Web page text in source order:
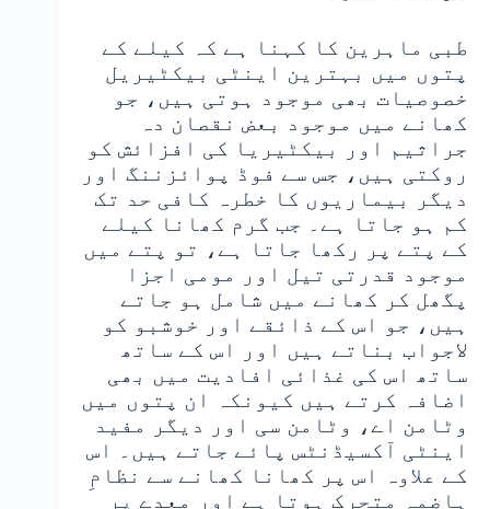
طبی ماہرین کا کہنا ہے کہ کیلے کے
پتوں میں بہترین اینٹی بیکٹیریل
خصوصیات بھی موجود ہوتی ہیں، جو
کھانے میں موجود بعض نقصان دہ
جراثیم اور بیکٹیریا کی افزائش کو
روکتی ہیں، جس سے فوڈ پوائزننگ اور
دیگر بیماریوں کا خطرہ کافی حد تک
کم ہو جاتا ہے۔ جب گرم کھانا کیلے
کے پتے پر رکھا جاتا ہے، تو پتے میں
موجود قدرتی تیل اور مومی اجزا
پگھل کر کھانے میں شامل ہو جاتے
ہیں، جو اس کے ذائقے اور خوشبو کو
لاجواب بناتے ہیں اور اس کے ساتھ
ساتھ اس کی غذائی افادیت میں بھی
اضافہ کرتے ہیں کیونکہ ان پتوں میں
وٹامن اے، وٹامن سی اور دیگر مفید
اینٹی آکسیڈنٹس پائے جاتے ہیں۔ اس
کے علاوہ اس پر کھانا کھانے سے نظامِ
ہاضمہ متحرک ہوتا ہے اور معدے پر